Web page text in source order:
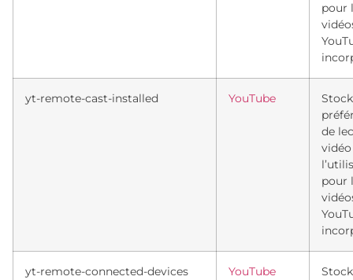
pour
yt-remote-cast-installed YouTube
de
pour
yt-remote-connected-devices YouTube